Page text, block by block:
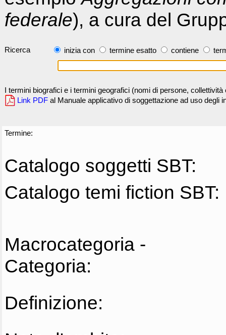
federale), a cura del
Ricerca inizia con termine esatto contiene
I termini biografici e i termini geografici (nomi di persone,
Link PDF al Manuale applicativo di soggettazione ad uso degli
Termine:
Catalogo soggetti SBT:
Catalogo temi fiction SBT:
Macrocategoria -
Categoria:
Definizione: